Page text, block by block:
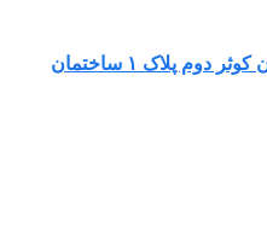
تهران خیابان ستارخان خیابان کوثر دوم پلاک ۱ ساختمان